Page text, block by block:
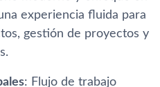
experiencia fluida para
gestión de proyectos y
: Flujo de trabajo